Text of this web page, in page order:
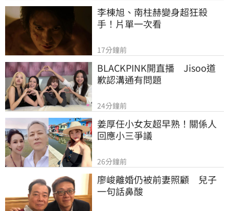
李棟旭、南柱赫變身超狂殺
手！片單一次看
17分鐘前
BLACKPINK開直播　Jisoo道
歉認溝通有問題
24分鐘前
姜厚任小女友超早熟！關係人
回應小三爭議
26分鐘前
廖峻離婚仍被前妻照顧　兒子
一句話鼻酸